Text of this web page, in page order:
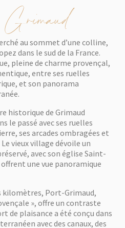
au sommet d’une colline,
dans le sud de la France.
pleine de charme provençal,
entre ses ruelles
et son panorama
historique de Grimaud
le passé avec ses ruelles
ses arcades ombragées et
vieux village dévoile un
avec son église Saint-
une vue panoramique
kilomètres, Port-Grimaud,
», offre un contraste
de plaisance a été conçu dans
avec des canaux, des